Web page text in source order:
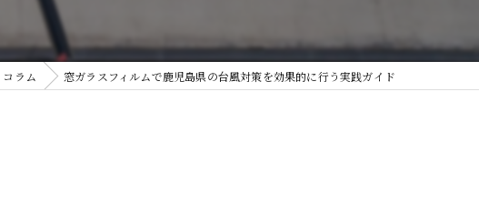
UVカット
コラム 窓ガラスフィルムで鹿児島県の台風対策を効果的に行う実践ガイド